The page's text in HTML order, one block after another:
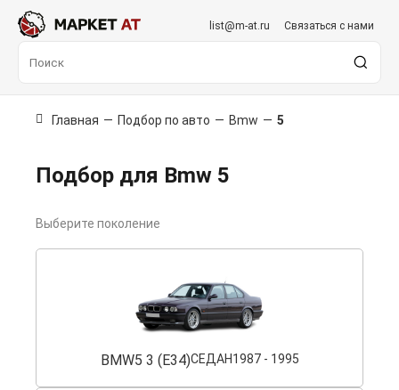
list@m-at.ru Связаться с нами
Главная — Подбор по авто — Bmw — 5
Подбор для Bmw 5
Выберите поколение
BMW5 3 (E34)СЕДАН1987 - 1995